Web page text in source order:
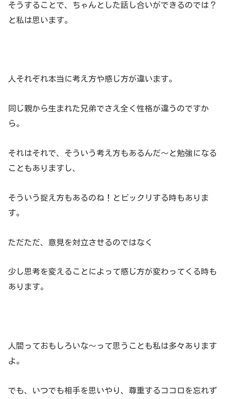
そうすることで、ちゃんとした話し合いができるのでは？
と私は思います。
人それぞれ本当に考え方や感じ方が違います。
同じ親から生まれた兄弟でさえ全く性格が違うのですか
ら。
それはそれで、そういう考え方もあるんだ～と勉強になる
こともありますし、
そういう捉え方もあるのね！とビックリする時もありま
す。
ただただ、意見を対立させるのではなく
少し思考を変えることによって感じ方が変わってくる時も
あります。
人間っておもしろいな～って思うことも私は多々あります
よ。
でも、いつでも相手を思いやり、尊重するココロを忘れず